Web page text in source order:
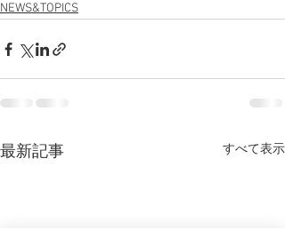
NEWS&TOPICS
最新記事 すべて表示